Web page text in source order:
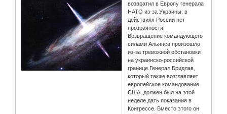
возвратил в Европу генерала
НАТО из-за Украины: в
действиях России нет
прозрачности!
Возвращение командующего
силами Альянса произошло
из-за тревожной обстановки
на украинско-российской
границе.Генерал Бридлав,
который также возглавляет
европейское командование
США, должен был на этой
неделе дать показания в
Конгрессе. Вместо этого он